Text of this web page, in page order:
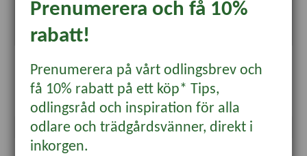
159 kr
Läs mer
45 kr
Läs mer
Prenumerera och få 10%
rabatt!
Prenumerera på vårt odlingsbrev och
få 10% rabatt på ett köp* Tips,
odlingsråd och inspiration för alla
odlare och trädgårdsvänner, direkt i
inkorgen.